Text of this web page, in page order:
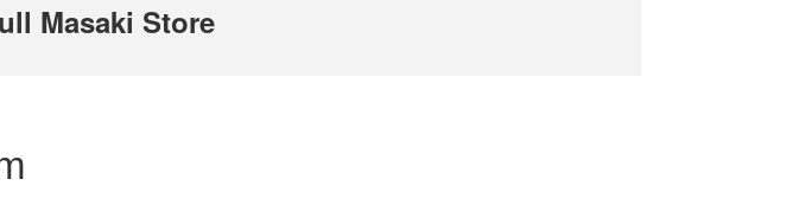
Masaki Store